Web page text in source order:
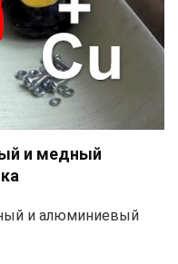
и медный
и алюминиевый